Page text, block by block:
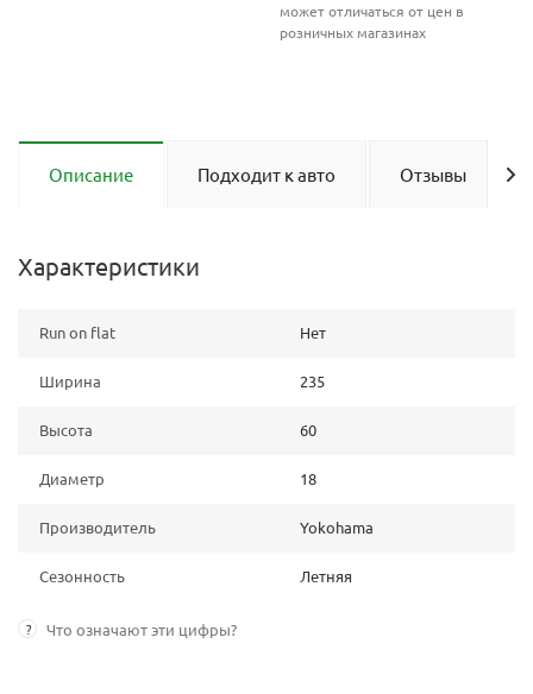
может отличаться от цен в
розничных магазинах
Описание Подходит к авто Отзывы
Характеристики
Run on flat Нет
Ширина 235
Высота 60
Диаметр 18
Производитель Yokohama
Сезонность Летняя
? Что означают эти цифры?